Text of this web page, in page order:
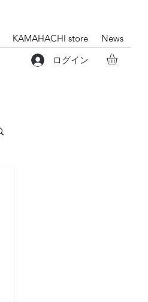
KAMAHACHI store News
ログイン